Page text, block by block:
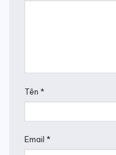
Tên *
Email *